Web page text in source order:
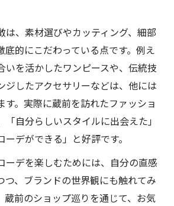
は、素材選びやカッティング、細部
底的にこだわっている点です。例え
いを活かしたワンピースや、伝統技
ジしたアクセサリーなどは、他には
す。実際に蔵前を訪れたファッショ
「自分らしいスタイルに出会えた」
ーデができる」と好評です。
ーデを楽しむためには、自分の直感
つ、ブランドの世界観にも触れてみ
蔵前のショップ巡りを通じて、お気